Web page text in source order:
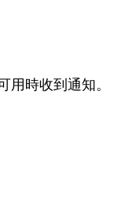
用時收到通知。